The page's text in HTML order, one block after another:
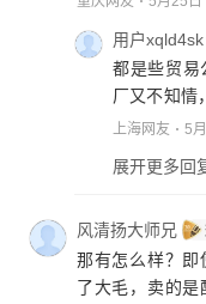
用户xqld4sk
都是些贸易
厂又不知情
上海网友 5
展开更多回
风清扬大师兄
那有怎么样？即
了大毛，卖的是